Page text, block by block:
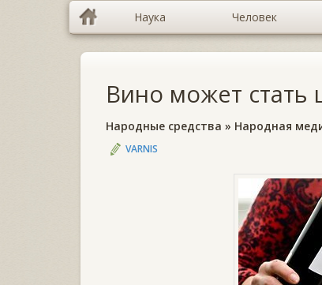
Наука Человек
Вино может стать
Народные средства » Народная
VARNIS